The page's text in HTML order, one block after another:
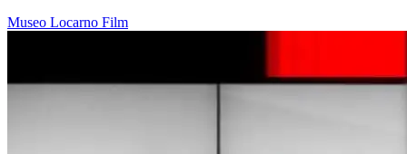
Museo Locarno Film